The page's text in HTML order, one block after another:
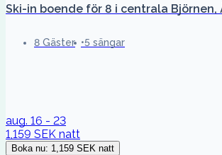
Ski-in boende för 8 i centrala Björnen,
8 Gäster 5 sängar
aug. 16 - 23
1,159 SEK natt
Boka nu: 1,159 SEK natt